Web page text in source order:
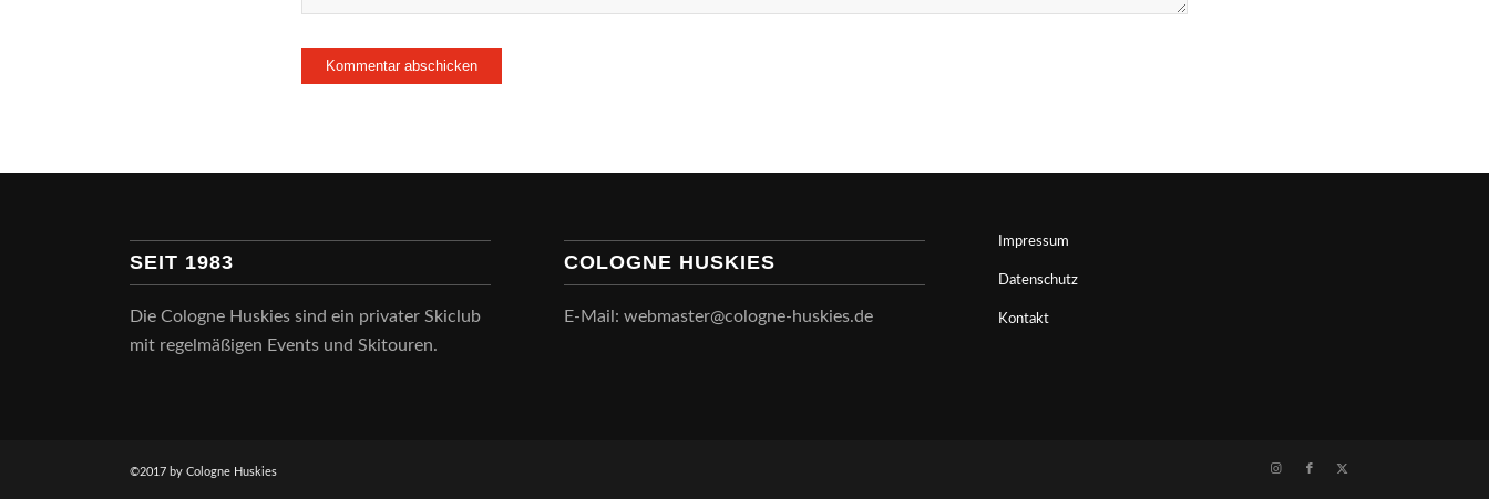
SEIT 1983
Die Cologne Huskies sind ein privater Skiclub
mit regelmäßigen Events und Skitouren.
COLOGNE HUSKIES
E-Mail: webmaster@cologne-huskies.de
Impressum
Datenschutz
Kontakt
©2017 by Cologne Huskies